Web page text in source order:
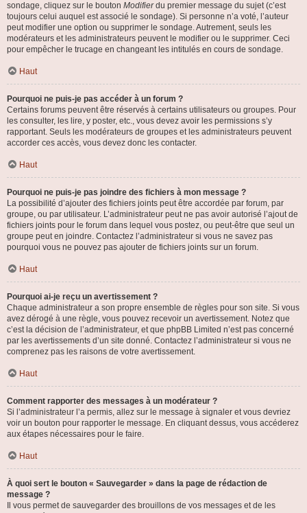
sondage, cliquez sur le bouton Modifierdu premier message du sujet (c’est
toujours celui auquel est associé le sondage). Si personne n’a voté, l’auteur
peut modifier une option ou supprimer le sondage. Autrement, seuls les
modérateurs et les administrateurs peuvent le modifier ou le supprimer. Ceci
pour empêcher le trucage en changeant les intitulés en cours de sondage.
Haut
Pourquoi ne puis-je pas accéder à un forum ?
Certains forums peuvent être réservés à certains utilisateurs ou groupes. Pour
les consulter, les lire, y poster, etc., vous devez avoir les permissions s’y
rapportant. Seuls les modérateurs de groupes et les administrateurs peuvent
accorder ces accès, vous devez donc les contacter.
Haut
Pourquoi ne puis-je pas joindre des fichiers à mon message ?
La possibilité d’ajouter des fichiers joints peut être accordée par forum, par
groupe, ou par utilisateur. L’administrateur peut ne pas avoir autorisé l’ajout de
fichiers joints pour le forum dans lequel vous postez, ou peut-être que seul un
groupe peut en joindre. Contactez l’administrateur si vous ne savez pas
pourquoi vous ne pouvez pas ajouter de fichiers joints sur un forum.
Haut
Pourquoi ai-je reçu un avertissement ?
Chaque administrateur a son propre ensemble de règles pour son site. Si vous
avez dérogé à une règle, vous pouvez recevoir un avertissement. Notez que
c’est la décision de l’administrateur, et que phpBB Limited n’est pas concerné
par les avertissements d’un site donné. Contactez l’administrateur si vous ne
comprenez pas les raisons de votre avertissement.
Haut
Comment rapporter des messages à un modérateur ?
Si l’administrateur l’a permis, allez sur le message à signaler et vous devriez
voir un bouton pour rapporter le message. En cliquant dessus, vous accéderez
aux étapes nécessaires pour le faire.
Haut
À quoi sert le bouton « Sauvegarder » dans la page de rédaction de
message ?
Il vous permet de sauvegarder des brouillons de vos messages et de les